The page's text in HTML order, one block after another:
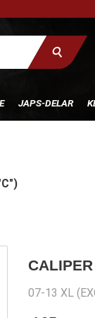
JAPS-DELAR
07-13 XL